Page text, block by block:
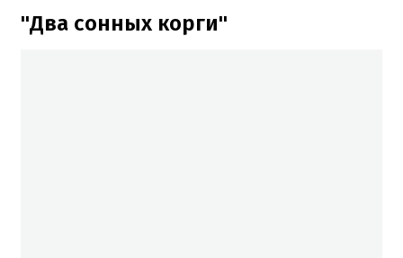
"Два сонных корги"